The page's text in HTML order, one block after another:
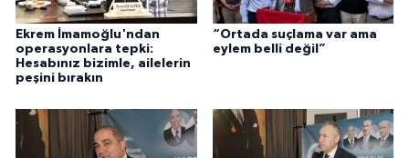
Ekrem İmamoğlu'ndan
operasyonlara tepki:
Hesabınız bizimle, ailelerin
peşini bırakın
“Ortada suçlama var ama
eylem belli değil”